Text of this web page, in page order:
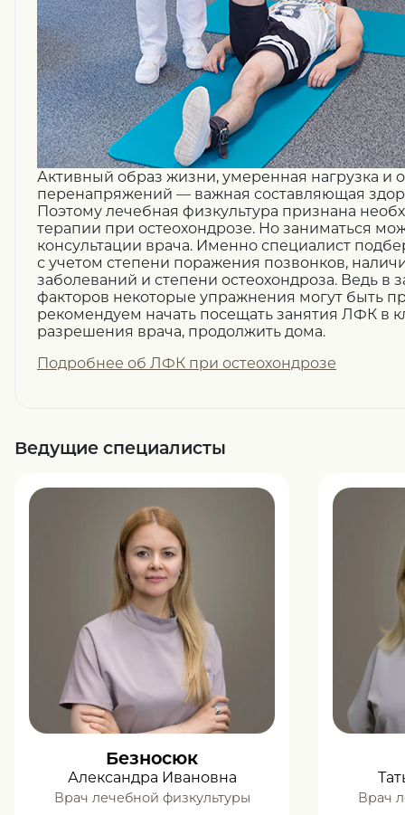
Активный образ жизни, умеренная нагрузка и
перенапряжений — важная составляющая
Поэтому лечебная физкультура признана
терапии при остеохондрозе. Но заниматься
консультации врача. Именно специалист
с учетом степени поражения позвонков,
заболеваний и степени остеохондроза. Ведь в
факторов некоторые упражнения могут быть
рекомендуем начать посещать занятия ЛФК в
разрешения врача, продолжить дома.
Подробнее об ЛФК при остеохондрозе
Ведущие специалисты
Безносюк
Александра Ивановна
Врач лечебной физкультуры Врач